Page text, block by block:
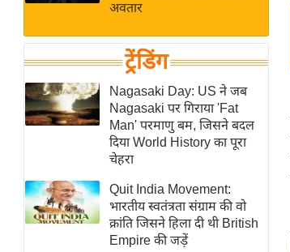
शख्सियत
यंग इंडिया
साहित्य जगत
ऑटो वर्ल्ड
न्यूज ब्रीफ
मनोरंजन जगत
बॉलीवुड
हॉलीवुड
फिल्म समीक्षा
Breaking
अवतार
ट्रेंडिंग
Nagasaki Day: US ने जब
Nagasaki पर गिराया 'Fat
Man' परमाणु बम, जिसने बदल
दिया World History का पूरा
चेहरा
Quit India Movement:
भारतीय स्वतंत्रता संग्राम की वो
क्रांति जिसने हिला दी थी British
Empire की जड़ें